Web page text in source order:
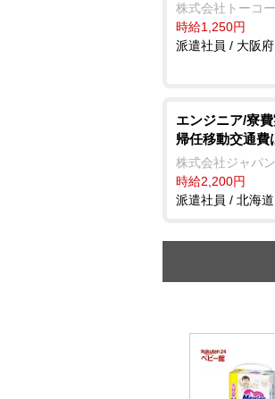
株式会社トーコー
時給1,250円
派遣社員 / 大阪府
エンジニア/寮
帰任移動交通費
株式会社ジャパ
時給2,200円
派遣社員 / 北海道